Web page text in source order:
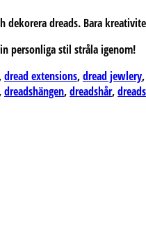
dekorera dreads. Bara
personliga stil stråla igenom!
dread extensions,dread jewlery,
dreadshängen,dreadshår,